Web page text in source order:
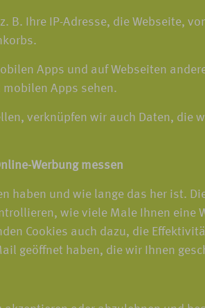
B. Ihre IP-Adresse, die Webseite,
Apps und auf Webseiten
mobilen Apps sehen.
verknüpfen wir auch Daten, die
Werbung messen
haben und wie lange das her ist.
wie viele Male Ihnen eine
Cookies auch dazu, die
geöffnet haben, die wir Ihnen